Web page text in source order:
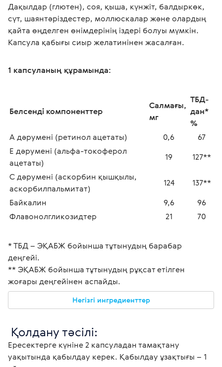
Дақылдар (глютен), соя, қыша, күнжіт, балдыркөк,
сүт, шаянтәріздестер, моллюскалар және олардың
қайта өңделген өнімдерінің іздері болуы мүмкін.
1 капсуланың құрамында:
Белсенді компоненттер
Салмағы,
мг
ТБД-
дан*
%
А дәрумені (ретинол ацетаты)
0,6
67
Е дәрумені (альфа-токоферол
ацетаты)
19
127**
С дәрумені (аскорбин қышқылы,
аскорбилпальмитат)
124
137**
Байкалин
9,6
96
Флавонолгликозидтер
21 70
* ТБД – ЭҚАБЖ бойынша тұтынудың барабар
деңгейі.
** ЭҚАБЖ бойынша тұтынудың рұқсат етілген
жоғары деңгейінен аспайды.
Негізгі ингредиенттер
Қолдану тәсілі:
Ересектерге күніне 2 капсуладан тамақтану
уақытында қабылдау керек. Қабылдау ұзақтығы – 1